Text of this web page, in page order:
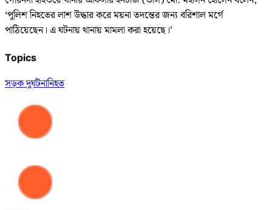
‘পুলিশ নিহতের লাশ উদ্ধার করে ময়না তদন্তের জন্য বরিশাল মর্গে
পাঠিয়েছেন। এ ঘটনায় থানায় মামলা করা হয়েছে।’
Topics
সড়ক দুর্ঘটনানিহত